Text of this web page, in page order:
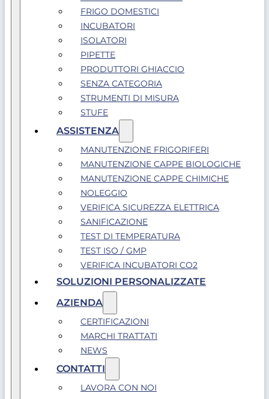
FRIGO DOMESTICI
INCUBATORI
ISOLATORI
PIPETTE
PRODUTTORI GHIACCIO
SENZA CATEGORIA
STRUMENTI DI MISURA
STUFE
ASSISTENZA
MANUTENZIONE FRIGORIFERI
MANUTENZIONE CAPPE BIOLOGICHE
MANUTENZIONE CAPPE CHIMICHE
NOLEGGIO
VERIFICA SICUREZZA ELETTRICA
SANIFICAZIONE
TEST DI TEMPERATURA
TEST ISO / GMP
VERIFICA INCUBATORI CO2
SOLUZIONI PERSONALIZZATE
AZIENDA
CERTIFICAZIONI
MARCHI TRATTATI
NEWS
CONTATTI
LAVORA CON NOI